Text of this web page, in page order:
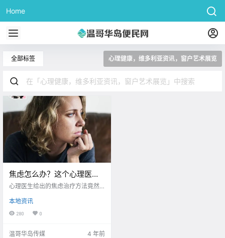
Home
全部标签 心理健康，维多利亚资讯，窗户艺术展览
焦虑怎么办？这个心理医生
给的治疗方法，让病患大吃
心理医生给出的焦虑治疗方法竟然
本地资讯
280 0
温哥华岛传媒 4 年前